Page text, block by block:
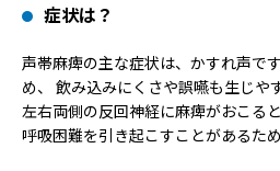
症状は？
声帯麻痺の主な症状は、かすれ声で
め、 飲み込みにくさや誤嚥も生じや
左右両側の反回神経に麻痺がおこる
呼吸困難を引き起こすことがあるた